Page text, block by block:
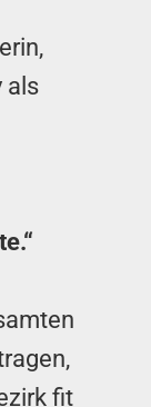
als
fit